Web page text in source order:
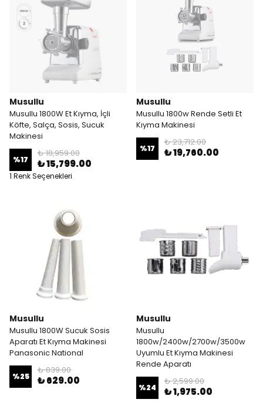
Musullu
Musullu 1800W Et Kıyma, İçli
Köfte, Salça, Sosis, Sucuk
Makinesi
%17
₺ 18,959.00
₺ 15,799.00
1 Renk Seçenekleri
Musullu
Musullu 1800w Rende Setli Et
Kıyma Makinesi
%17
₺ 23,712.00
₺ 19,760.00
Musullu
Musullu 1800W Sucuk Sosis
Aparatı Et Kıyma Makinesi
Panasonic National
%25
₺ 839.00
₺ 629.00
Musullu
Musullu
1800w/2400w/2700w/3500w
Uyumlu Et Kıyma Makinesi
Rende Aparatı
%24
₺ 2,599.00
₺ 1,975.00